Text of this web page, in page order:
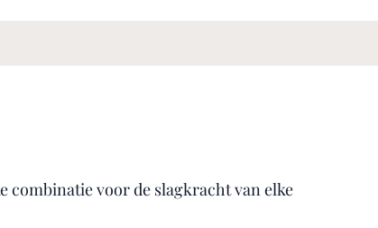
combinatie voor de slagkracht van elke